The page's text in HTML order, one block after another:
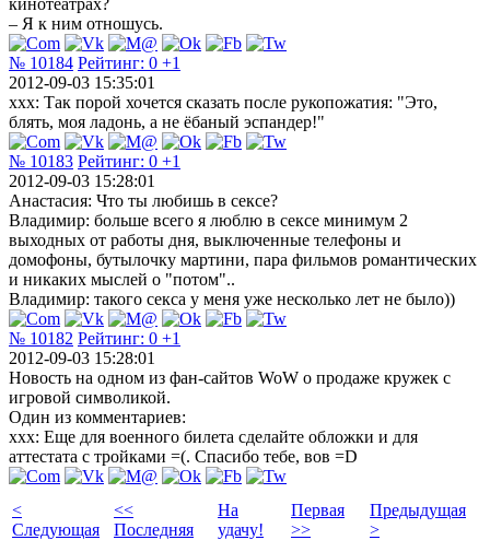
– Я к ним отношусь.
№ 10184 Рейтинг: 0 +1
2012-09-03 15:35:01
xxx: Так порой хочется сказать после рукопожатия: "Это,
блять, моя ладонь, а не ёбаный эспандер!"
№ 10183 Рейтинг: 0 +1
2012-09-03 15:28:01
Анастасия: Что ты любишь в сексе?
Владимир: больше всего я люблю в сексе минимум 2
выходных от работы дня, выключенные телефоны и
домофоны, бутылочку мартини, пара фильмов романтических
и никаких мыслей о "потом"..
Владимир: такого секса у меня уже несколько лет не было))
№ 10182 Рейтинг: 0 +1
2012-09-03 15:28:01
Новость на одном из фан-сайтов WoW о продаже кружек с
игровой символикой.
Один из комментариев:
xxx: Еще для военного билета сделайте обложки и для
аттестата с тройками =(. Спасибо тебе, вов =D
<
Следующая
<<
Последняя
На
удачу!
Первая
>>
Предыдущая
>